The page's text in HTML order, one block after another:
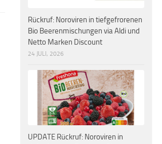
Rückruf: Noroviren in tiefgefrorenen
Bio Beerenmischungen via Aldi und
Netto Marken Discount
24 JULI, 2026
UPDATE Rückruf: Noroviren in